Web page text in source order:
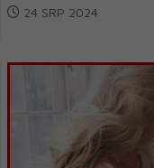
24 SRP 2024